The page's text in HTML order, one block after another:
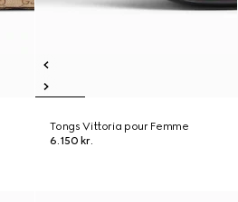
Tongs Vittoria pour Femme
6.150 kr.